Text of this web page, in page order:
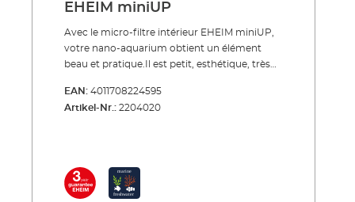
EHEIM miniUP
Avec le micro-filtre intérieur EHEIM miniUP,
votre nano-aquarium obtient un élément
beau et pratique.Il est petit, esthétique, très
l'aquarium à l'aide de ventouses. Le filtre
aspire l'eau par des fentes au fond, la
de sortie pour orienter la direction de la sortie.
- Tout simplement un beau filtre pratique en
EAN: 4011708224595
Artikel-Nr.: 2204020